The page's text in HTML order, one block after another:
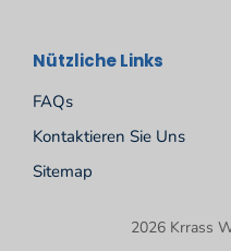
Nützliche Links
FAQs
Kontaktieren Sie Uns
Sitemap
2026 Krrass